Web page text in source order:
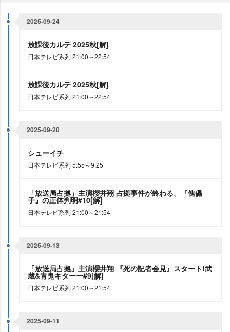
2025-09-24
放課後カルテ 2025秋[解]
日本テレビ系列 21:00～22:54
放課後カルテ 2025秋[解]
日本テレビ系列 21:00～22:54
2025-09-20
シューイチ
日本テレビ系列 5:55～9:25
「放送局占拠」主演櫻井翔 占拠事件が終わる。『傀儡
子』の正体判明#10[解]
日本テレビ系列 21:00～21:54
2025-09-13
「放送局占拠」主演櫻井翔 『死の記者会見』スタート!武
蔵&青鬼キターー#9[解]
日本テレビ系列 21:00～21:54
2025-09-11